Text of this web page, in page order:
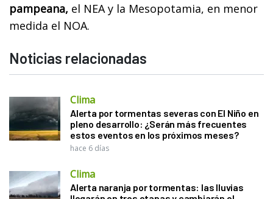
pampeana, el NEA y la Mesopotamia, en menor
medida el NOA.
Noticias relacionadas
Clima
Alerta por tormentas severas con El Niño en
pleno desarrollo: ¿Serán más frecuentes
estos eventos en los próximos meses?
hace 6 días
Clima
Alerta naranja por tormentas: las lluvias